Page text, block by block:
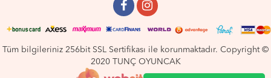
Tüm bilgileriniz 256bit SSL Sertifikası ile korunmaktadır. Copyright ©
2020 TUNÇ OYUNCAK